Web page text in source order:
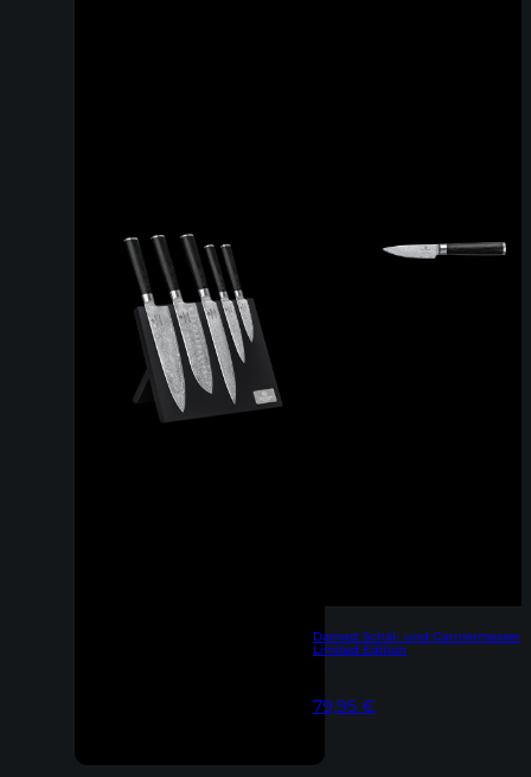
Damast Schäl- und Garniermesser
Limited Edition
79,95 €